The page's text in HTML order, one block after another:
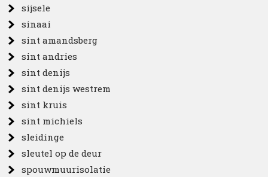
sijsele
sinaai
sint amandsberg
sint andries
sint denijs
sint denijs westrem
sint kruis
sint michiels
sleidinge
sleutel op de deur
spouwmuurisolatie